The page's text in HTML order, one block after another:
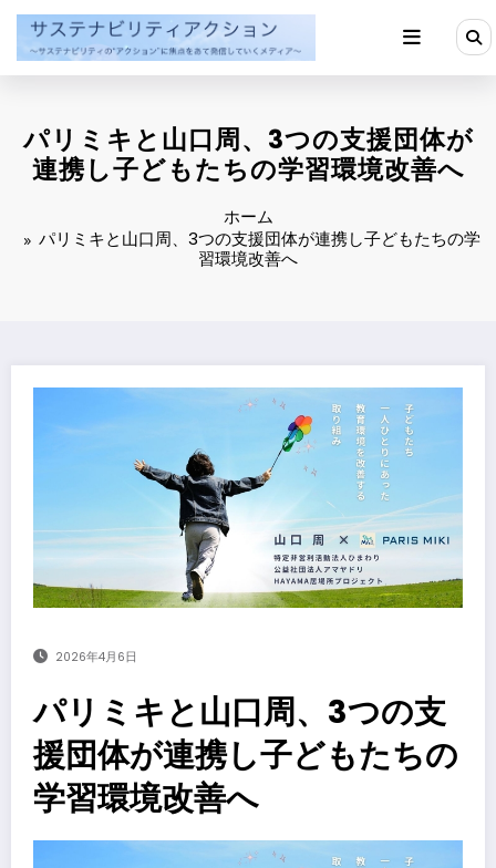
ン
パリミキと山口周、3つの支援団体が
連携し子どもたちの学習環境改善へ
ホーム
パリミキと山口周、3つの支援団体が連携し子どもたちの学
習環境改善へ
2026年4月6日
パリミキと山口周、3つの支
援団体が連携し子どもたちの
学習環境改善へ